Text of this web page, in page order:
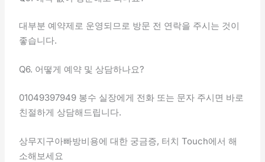
대부분 예약제로 운영되므로 방문 전 연락을 주시는 것이
좋습니다.
Q6. 어떻게 예약 및 상담하나요?
01049397949 봉수 실장에게 전화 또는 문자 주시면 바로
친절하게 상담해드립니다.
상무지구아빠방비용에 대한 궁금증, 터치 Touch에서 해
소해보세요